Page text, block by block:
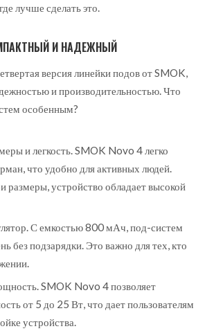
лучше сделать это.
И НАДЕЖНЫЙ
версия линейки подов от SMOK,
и производительностью. Что
особенным?
и легкость. SMOK Novo 4 легко
что удобно для активных людей.
размеры, устройство обладает высокой
С емкостью 800 мАч, под-систем
без подзарядки. Это важно для тех, кто
SMOK Novo 4 позволяет
от 5 до 25 Вт, что дает пользователям
устройства.